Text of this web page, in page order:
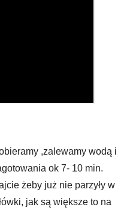
,zalewamy wodą i
ok 7- 10 min.
żeby już nie parzyły w
jak są większe to na